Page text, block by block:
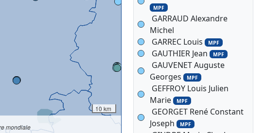
10 km
mondiale
MPF
GARRAUD Alexandre
Michel
GARREC Louis MPF
GAUTHIER Jean MPF
GAUVENET Auguste
Georges MPF
GEFFROY Louis Julien
Marie MPF
GEORGET René Constant
Joseph MPF